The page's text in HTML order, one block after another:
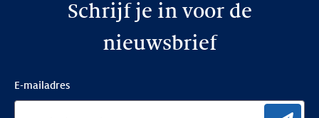
Schrijf je in voor de
nieuwsbrief
E-mailadres